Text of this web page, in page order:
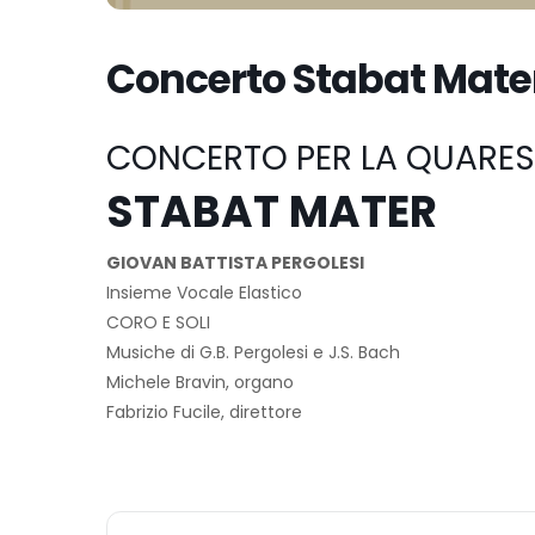
Concerto Stabat
CONCERTO PER LA
STABAT MATER
GIOVAN BATTISTA PERGOLESI
Insieme Vocale Elastico
CORO E SOLI
Musiche di G.B. Pergolesi e J.S. Bach
Michele Bravin, organo
Fabrizio Fucile, direttore